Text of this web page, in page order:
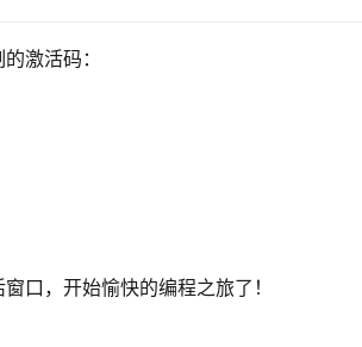
激活码：
口，开始愉快的编程之旅了！